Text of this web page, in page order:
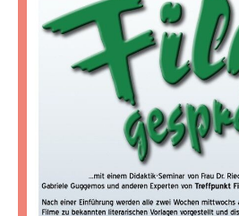
senden